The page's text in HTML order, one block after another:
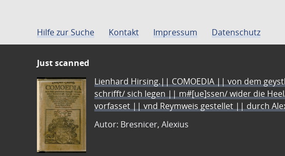
Hilfe zur Suche Kontakt Impressum Datenschutz
Just scanned
Lienhard Hirsing.|| COMOEDIA || von dem
schrifft/ sich legen || m#[ue]ssen/ wider die
vorfasset || vnd Reymweis gestellet || durch
Autor: Bresnicer, Alexius